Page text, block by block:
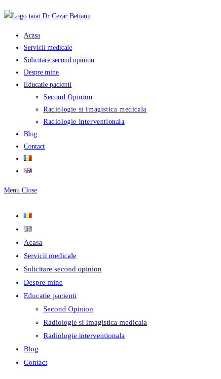
Skip
content Acasa
Servicii medicale
Solicitare second opinion
Despre mine
Educatie pacienti
Second Opinion
Radiologie si imagistica medicala
Radiologie interventionala
Blog
Contact
Menu Close
Acasa
Servicii medicale
Solicitare second opinion
Despre mine
Educatie pacienti
Second Opinion
Radiologie si Imagistica medicala
Radiologie interventionala
Blog
Contact